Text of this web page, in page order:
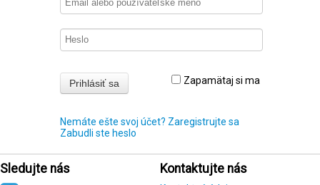
Zapamätaj si ma
Nemáte ešte svoj účet? Zaregistrujte sa
Zabudli ste heslo
Sledujte nás Kontaktujte nás